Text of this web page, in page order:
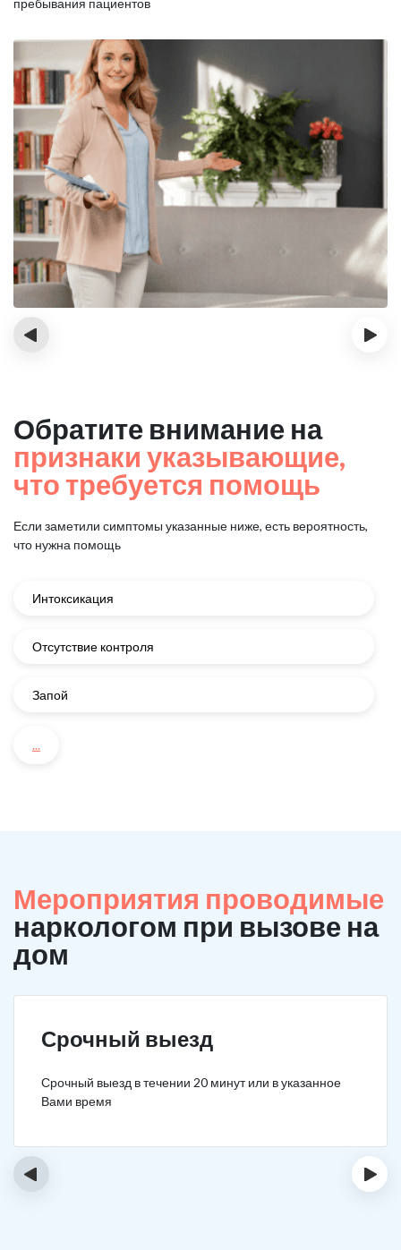
пребывания пациентов
‹ ›
Обратите внимание на
признаки указывающие,
что требуется помощь
Если заметили симптомы указанные ниже, есть вероятность,
что нужна помощь
Интоксикация
Отсутствие контроля
Запой
...
Мероприятия проводимые
наркологом при вызове на
дом
Срочный выезд
Срочный выезд в течении 20 минут или в указанное
Вами время
‹ ›